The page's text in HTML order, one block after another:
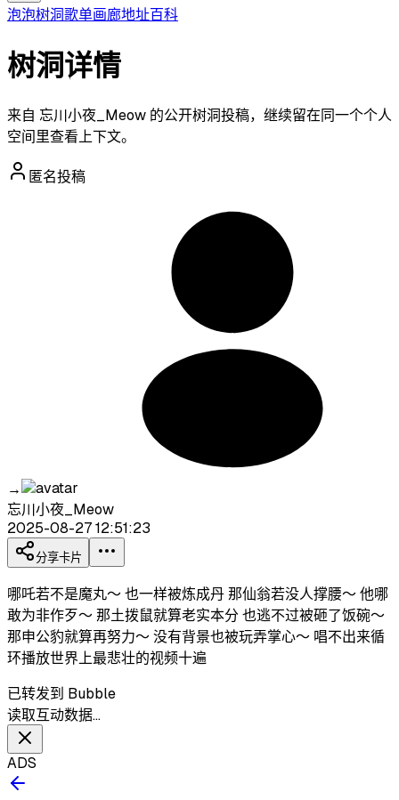
泡泡树洞歌单画廊地址百科
树洞详情
来自 忘川小夜_Meow 的公开树洞投稿，继续留在同一个个人
空间里查看上下文。
匿名投稿
→
忘川小夜_Meow
2025-08-27 12:51:23
分享卡片
哪吒若不是魔丸～ 也一样被炼成丹 那仙翁若没人撑腰～ 他哪
敢为非作歹～ 那土拨鼠就算老实本分 也逃不过被砸了饭碗～
那申公豹就算再努力～ 没有背景也被玩弄掌心～ 唱不出来循
环播放世界上最悲壮的视频十遍
已转发到 Bubble
读取互动数据…
ADS